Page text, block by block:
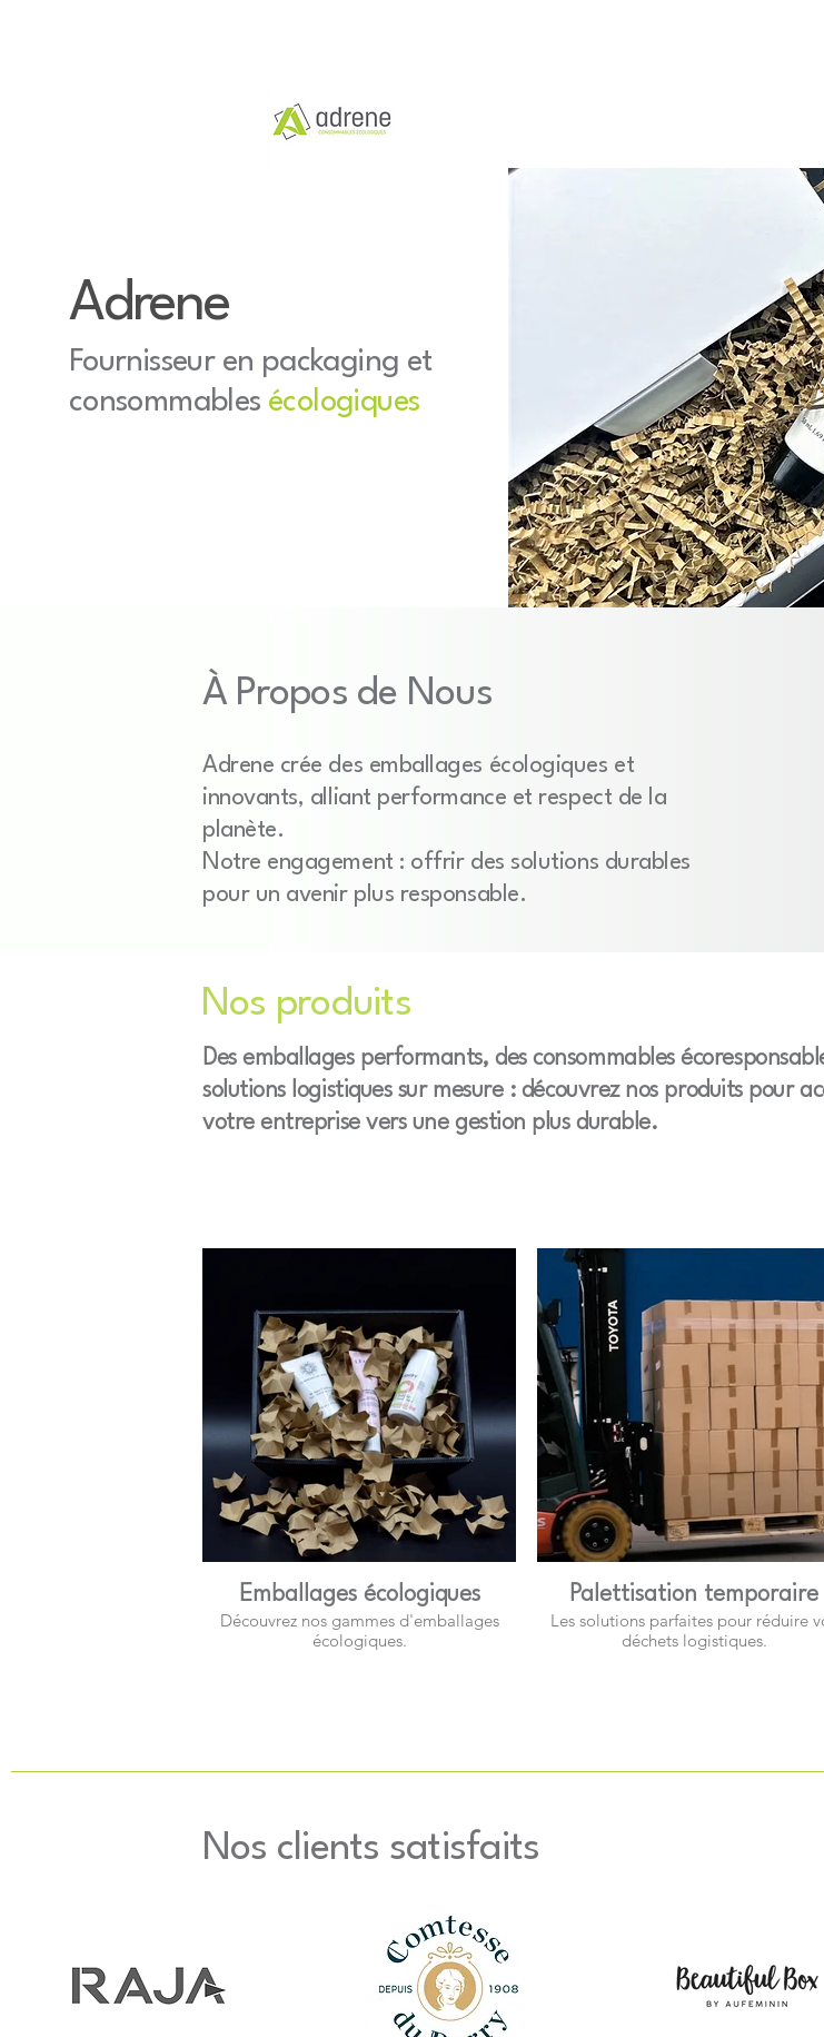
ACCUEIL
Adrene
Fournisseur en packaging et
consommables écologiques
À Propos de Nous
Adrene crée des emballages écologiques et
innovants, alliant performance et respect de la
planète.
Notre engagement : offrir des solutions durables
pour un avenir plus responsable.
Nos produits
Des emballages performants, des consommables
solutions logistiques sur mesure : découvrez nos produits pour
votre entreprise vers une gestion plus durable.
Emballages écologiques
Découvrez nos gammes d'emballages
écologiques.
Palettisation temporaire
Les solutions parfaites pour réduire
déchets logistiques.
Nos clients satisfaits